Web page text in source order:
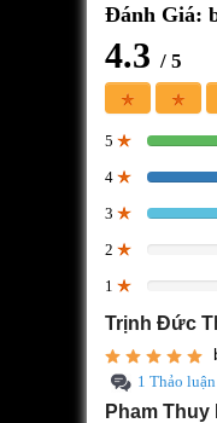
Đánh Giá:
4.3 / 5
5
4
3
2
1
Trịnh Đức
1 Thảo luận
Pham Thuy